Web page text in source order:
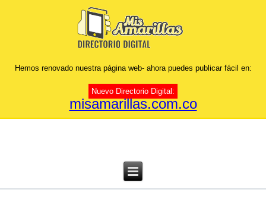
Hemos renovado nuestra página web- ahora puedes publicar fácil en:
Nuevo Directorio Digital:
misamarillas.com.co